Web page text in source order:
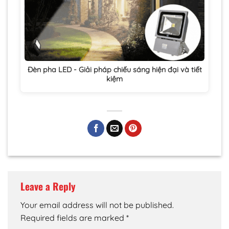
Đèn pha LED - Giải pháp chiếu sáng hiện đại và tiết
kiệm
Leave a Reply
Your email address will not be published.
Required fields are marked *